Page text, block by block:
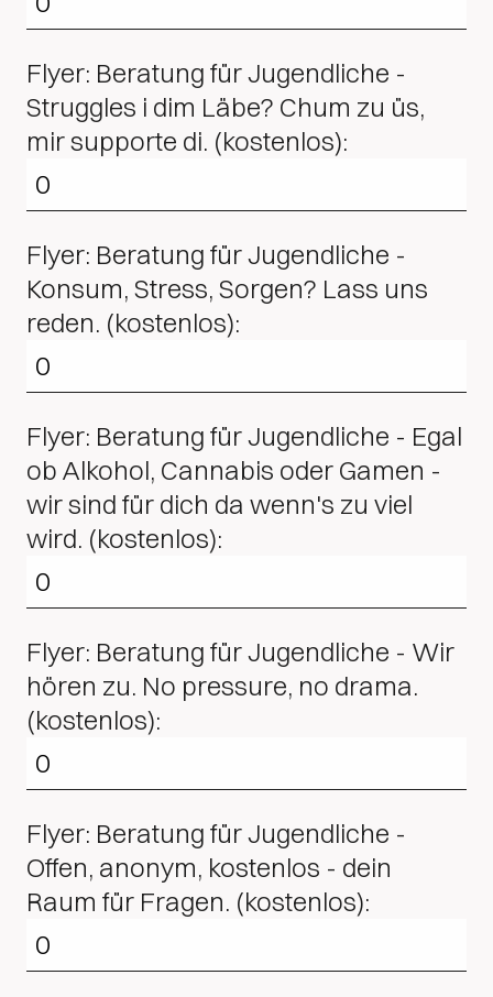
Flyer: Beratung für Jugendliche -
Struggles i dim Läbe? Chum zu üs,
mir supporte di. (kostenlos):
Flyer: Beratung für Jugendliche -
Konsum, Stress, Sorgen? Lass uns
reden. (kostenlos):
Flyer: Beratung für Jugendliche - Egal
ob Alkohol, Cannabis oder Gamen -
wir sind für dich da wenn's zu viel
wird. (kostenlos):
Flyer: Beratung für Jugendliche - Wir
hören zu. No pressure, no drama.
(kostenlos):
Flyer: Beratung für Jugendliche -
Offen, anonym, kostenlos - dein
Raum für Fragen. (kostenlos):